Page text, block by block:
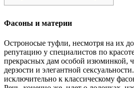
Фасоны и материи
Остроносые туфли, несмотря на их
репутацию у специалистов по
прекрасных дам особой изюминкой,
дерзости и элегантной
исключительно к классическому